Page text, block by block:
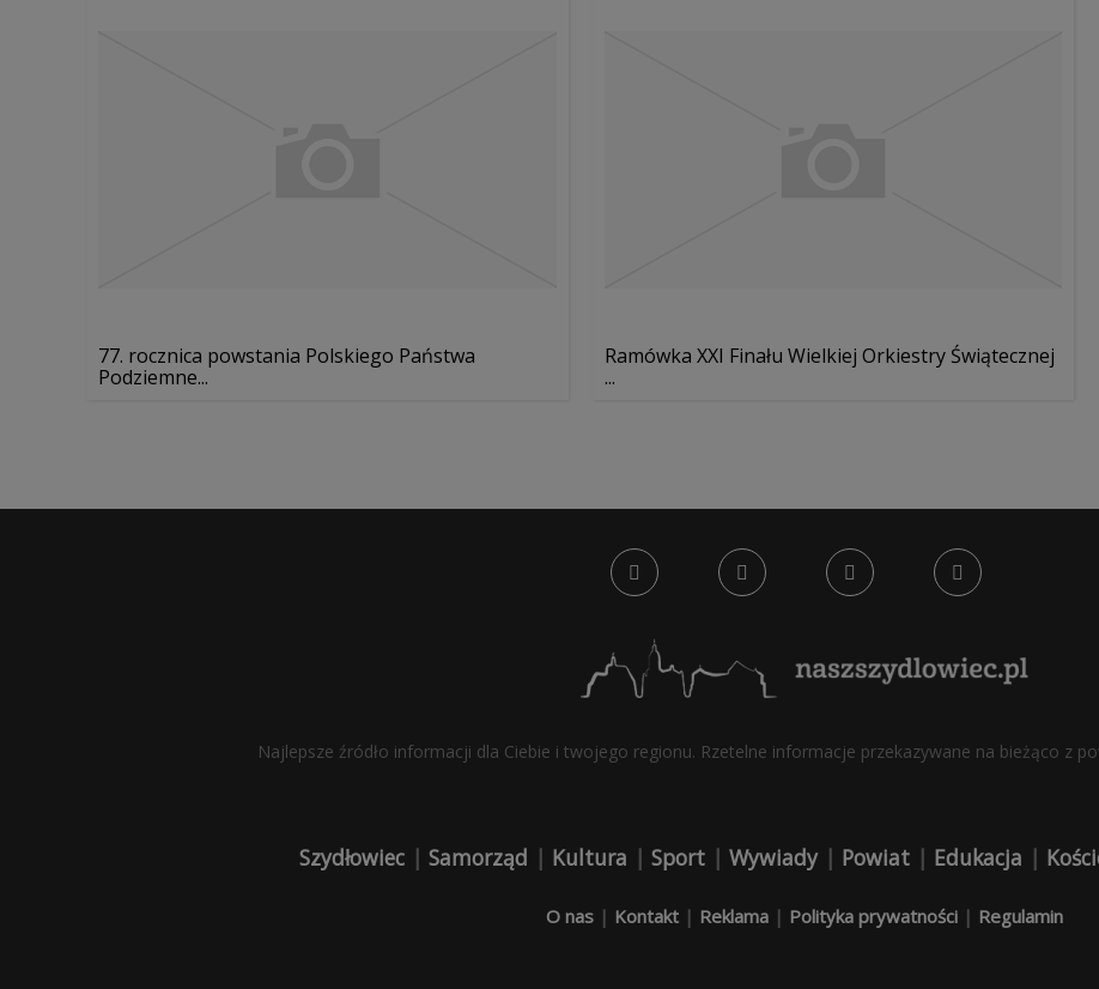
77. rocznica powstania Polskiego Państwa
Podziemne...
Ramówka XXI Finału Wielkiej Orkiestry Świątecznej
...
Najlepsze źródło informacji dla Ciebie i twojego regionu. Rzetelne informacje przekazywane na bieżąco z
Szydłowiec | Samorząd | Kultura | Sport | Wywiady| Powiat | Edukacja |
O nas | Kontakt | Reklama | Polityka prywatności | Regulamin